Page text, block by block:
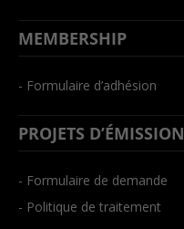
MEMBERSHIP
- Formulaire d’adhésion
PROJETS D’ÉMISSION
- Formulaire de demande
- Politique de traitement